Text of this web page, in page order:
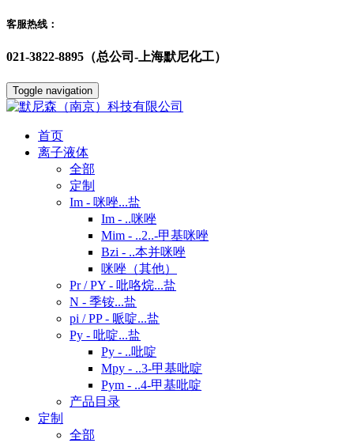
客服热线：
021-3822-8895（总公司-上海默尼化工）
Toggle navigation
首页
离子液体
全部
定制
Im - 咪唑...盐
Im - ..咪唑
Mim - ..2..-甲基咪唑
Bzi - ..本并咪唑
咪唑（其他）
Pr / PY - 吡咯烷...盐
N - 季铵...盐
pi / PP - 哌啶...盐
Py - 吡啶...盐
Py - ..吡啶
Mpy - ..3-甲基吡啶
Pym - ..4-甲基吡啶
产品目录
定制
全部